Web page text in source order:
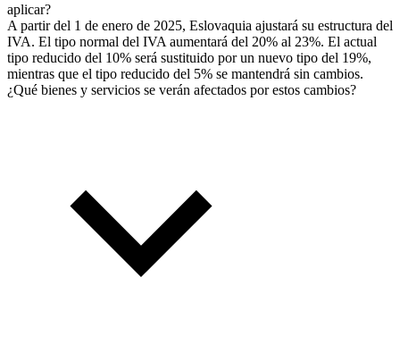
aplicar?
A partir del 1 de enero de 2025, Eslovaquia ajustará su estructura del
IVA. El tipo normal del IVA aumentará del 20% al 23%. El actual
tipo reducido del 10% será sustituido por un nuevo tipo del 19%,
mientras que el tipo reducido del 5% se mantendrá sin cambios.
¿Qué bienes y servicios se verán afectados por estos cambios?